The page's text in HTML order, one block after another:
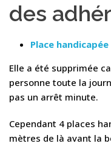
des
Place
Elle a été supprimée
personne toute la
pas un arrêt minute.
Cependant 4 places
mètres de là avant la